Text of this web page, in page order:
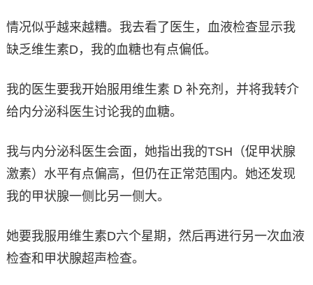
情况似乎越来越糟。我去看了医生，血液检查显示我
缺乏维生素D，我的血糖也有点偏低。
我的医生要我开始服用维生素 D 补充剂，并将我转介
给内分泌科医生讨论我的血糖。
我与内分泌科医生会面，她指出我的TSH（促甲状腺
激素）水平有点偏高，但仍在正常范围内。她还发现
我的甲状腺一侧比另一侧大。
她要我服用维生素D六个星期，然后再进行另一次血液
检查和甲状腺超声检查。